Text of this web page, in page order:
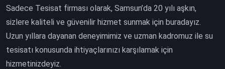
Sadece Tesisat firması olarak, Samsun’da 20 yılı aşkın,
sizlere kaliteli ve güvenilir hizmet sunmak için buradayız.
Uzun yıllara dayanan deneyimimiz ve uzman kadromuz ile su
tesisatı konusunda ihtiyaçlarınızı karşılamak için
hizmetinizdeyiz.